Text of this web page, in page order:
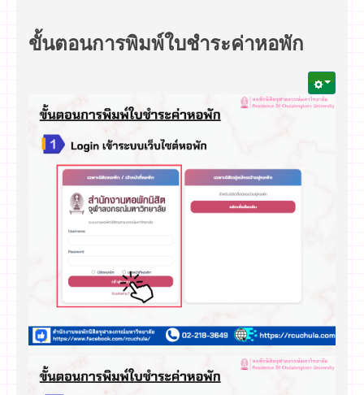
ขั้นตอนการพิมพ์ใบชำระค่าหอพัก